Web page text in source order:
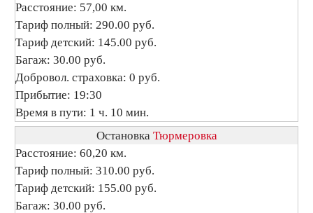
Расстояние: 57,00 км.
Тариф полный: 290.00 руб.
Тариф детский: 145.00 руб.
Багаж: 30.00 руб.
Добровол. страховка: 0 руб.
Прибытие: 19:30
Время в пути: 1 ч. 10 мин.
Остановка Тюрмеровка
Расстояние: 60,20 км.
Тариф полный: 310.00 руб.
Тариф детский: 155.00 руб.
Багаж: 30.00 руб.